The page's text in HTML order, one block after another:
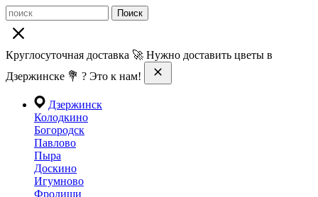
Поиск
Круглосуточная доставка 🚀 Нужно доставить цветы в
Дзержинске 💐 ? Это к нам!
Дзержинск
Колодкино
Богородск
Павлово
Пыра
Доскино
Игумново
Фролищи